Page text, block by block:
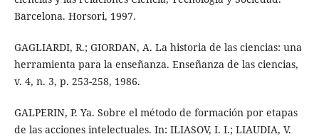
Barcelona. Horsori, 1997.
GAGLIARDI, R.; GIORDAN, A. La historia de las ciencias: una
herramienta para la enseñanza. Enseñanza de las ciencias,
v. 4, n. 3, p. 253-258, 1986.
GALPERIN, P. Ya. Sobre el método de formación por etapas
de las acciones intelectuales. In: ILIASOV, I. I.; LIAUDIA, V.